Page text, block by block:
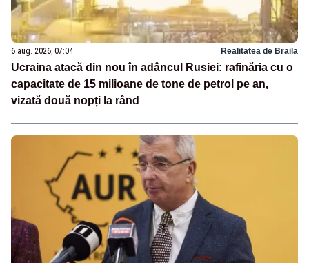
6 aug. 2026, 07:04 Realitatea de Braila
Ucraina atacă din nou în adâncul Rusiei: rafinăria cu o
capacitate de 15 milioane de tone de petrol pe an,
vizată două nopți la rând